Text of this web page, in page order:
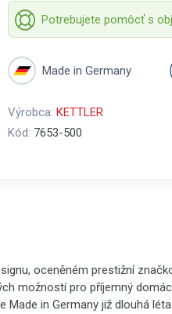
Potrebujete pomôcť s
Made in Germany
Výrobca: KETTLER
Kód: 7653-500
oceněném prestižní
možností pro příjemný
Made in Germany již dlouhá léta